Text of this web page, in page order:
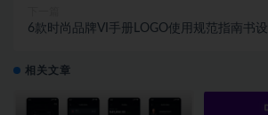
6款时尚品牌VI手册LOGO使用规范指南书
相关文章